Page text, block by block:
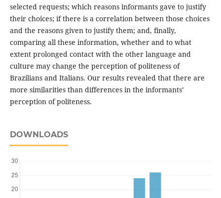
selected requests; which reasons informants gave to justify
their choices; if there is a correlation between those choices
and the reasons given to justify them; and, finally,
comparing all these information, whether and to what
extent prolonged contact with the other language and
culture may change the perception of politeness of
Brazilians and Italians. Our results revealed that there are
more similarities than differences in the informants’
perception of politeness.
DOWNLOADS